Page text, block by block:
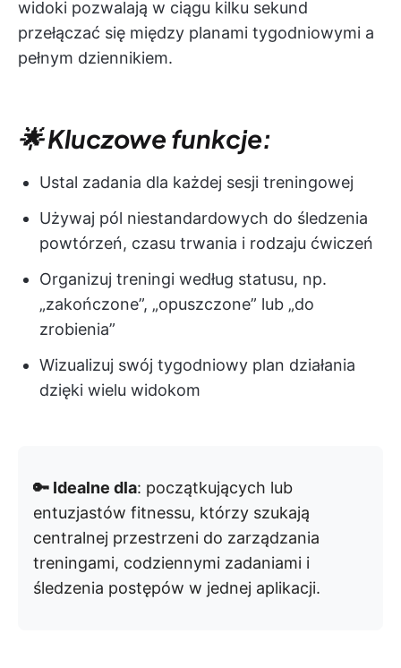
widoki pozwalają w ciągu kilku sekund
przełączać się między planami tygodniowymi a
pełnym dziennikiem.
🌟 Kluczowe funkcje:
Ustal zadania dla każdej sesji treningowej
Używaj pól niestandardowych do śledzenia
powtórzeń, czasu trwania i rodzaju ćwiczeń
Organizuj treningi według statusu, np.
„zakończone”, „opuszczone” lub „do
zrobienia”
Wizualizuj swój tygodniowy plan działania
dzięki wielu widokom
🔑 Idealne dla: początkujących lub
entuzjastów fitnessu, którzy szukają
centralnej przestrzeni do zarządzania
treningami, codziennymi zadaniami i
śledzenia postępów w jednej aplikacji.